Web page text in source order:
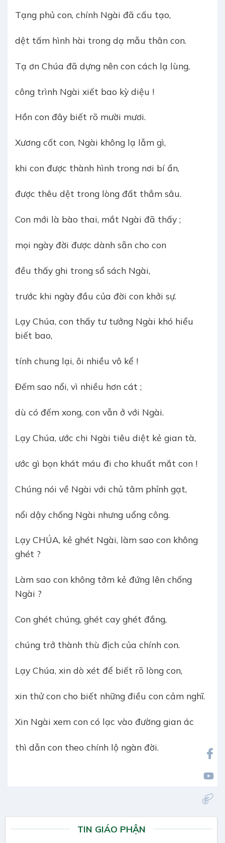
Tạng phủ con, chính Ngài đã cấu tạo,
dệt tấm hình hài trong dạ mẫu thân con.
Tạ ơn Chúa đã dựng nên con cách lạ lùng,
công trình Ngài xiết bao kỳ diệu !
Hồn con đây biết rõ mười mươi.
Xương cốt con, Ngài không lạ lẫm gì,
khi con được thành hình trong nơi bí ẩn,
được thêu dệt trong lòng đất thẳm sâu.
Con mới là bào thai, mắt Ngài đã thấy ;
mọi ngày đời được dành sẵn cho con
đều thấy ghi trong sổ sách Ngài,
trước khi ngày đầu của đời con khởi sự.
Lạy Chúa, con thấy tư tưởng Ngài khó hiểu
biết bao,
tính chung lại, ôi nhiều vô kể !
Đếm sao nổi, vì nhiều hơn cát ;
dù có đếm xong, con vẫn ở với Ngài.
Lạy Chúa, ước chi Ngài tiêu diệt kẻ gian tà,
ước gì bọn khát máu đi cho khuất mắt con !
Chúng nói về Ngài với chủ tâm phỉnh gạt,
nổi dậy chống Ngài nhưng uổng công.
Lạy CHÚA, kẻ ghét Ngài, làm sao con không
ghét ?
Làm sao con không tởm kẻ đứng lên chống
Ngài ?
Con ghét chúng, ghét cay ghét đắng,
chúng trở thành thù địch của chính con.
Lạy Chúa, xin dò xét để biết rõ lòng con,
xin thử con cho biết những điều con cảm nghĩ.
Xin Ngài xem con có lạc vào đường gian ác
thì dẫn con theo chính lộ ngàn đời.
TIN GIÁO PHẬN